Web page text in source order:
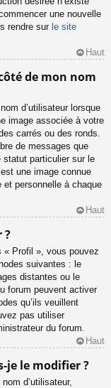
une nouvelle
rendre sur le site
Haut
de mon nom
d’utilisateur lorsque
image associée à votre
carrés ou des ronds.
de messages que
statut particulier sur le
une image connue
et personnelle à chaque
Haut
?
« Profil », vous pouvez
suivantes : le
distantes ou le
forum peuvent activer
qu’ils veuillent
pas utiliser
du forum.
Haut
je le modifier ?
d’utilisateur,